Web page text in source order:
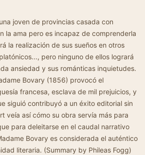
joven de provincias casada con
la ama pero es incapaz de comprenderla
la realización de sus sueños en otros
pero ninguno de ellos logrará
ansiedad y sus románticas inquietudes.
Bovary (1856) provocó el
francesa, esclava de mil prejuicios, y
siguió contribuyó a un éxito editorial sin
veía así cómo su obra servía más para
para deleitarse en el caudal narrativo
Bovary es considerada el auténtico
literaria. (Summary by Phileas Fogg)